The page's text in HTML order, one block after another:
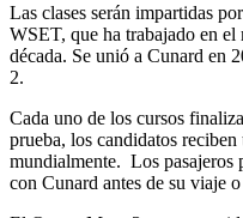
Las clases serán impartidas
WSET, que ha trabajado en
década. Se unió a Cunard en
2.
Cada uno de los cursos
prueba, los candidatos
mundialmente. Los pasajeros
con Cunard antes de su viaje